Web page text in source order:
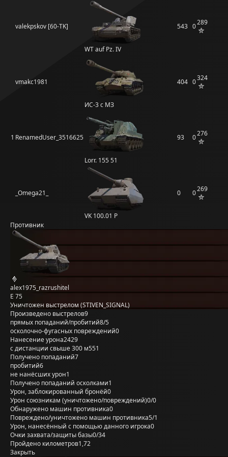
valekpskov [60-TK]
WT auf Pz. IV
543 0289
vmakc1981
ИС-3 с МЗ
404 0324
1 RenamedUser_3516625
Lorr. 155 51
93 0276
_Omega21_
VK 100.01 P
0 0269
Противник
alex1975_razrushitel
E 75
Уничтожен выстрелом (STIVEN_SIGNAL)
Произведено выстрелов9
прямых попаданий/пробитий8/5
осколочно-фугасных повреждений0
Нанесение урона2429
с дистанции свыше 300 м551
Получено попаданий7
пробитий6
не нанёсших урон1
Получено попаданий осколками1
Урон, заблокированный бронёй0
Урон союзникам (уничтожено/повреждений)0/0
Обнаружено машин противника0
Повреждено/уничтожено машин противника5/1
Урон, нанесённый с помощью данного игрока0
Очки захвата/защиты базы0/34
Пройдено километров1,72
Закрыть